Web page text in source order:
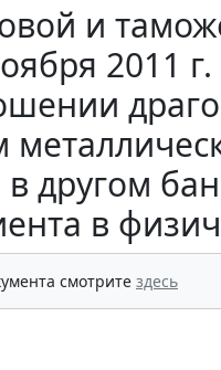
и
2011
другом
в
смотрите здесь